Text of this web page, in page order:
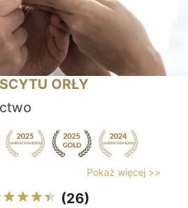
ORŁY
Pokaż więcej >>
(26)